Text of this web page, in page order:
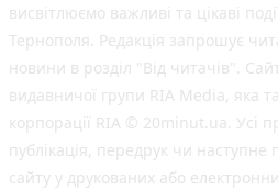
висвітлюємо важливі та цікаві
Тернополя. Редакція запрошує
новини в розділ "Від читачів".
видавничої групи RIA Media, яка
корпорації RIA © 20minut.ua. Усі
публiкацiя, передрук чи наступне
сайту у друкованих або